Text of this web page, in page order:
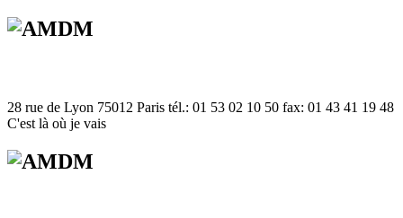
28 rue de Lyon 75012 Paris tél.: 01 53 02 10 50 fax: 01 43 41 19 48
C'est là où je vais